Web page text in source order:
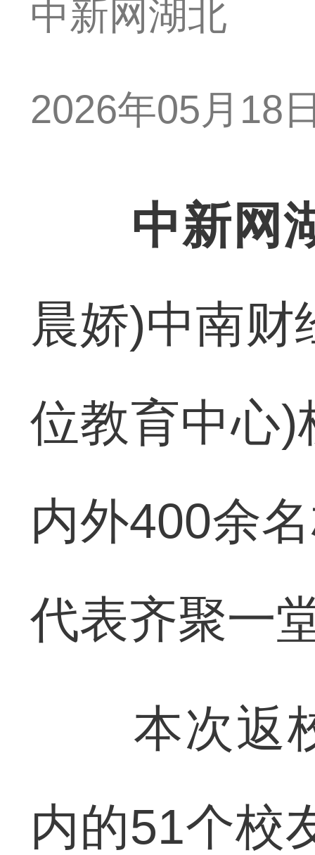
中新网湖北
2026年05月18
中新网
晨娇)中南
位教育中心)
内外400余
代表齐聚一
本次返校
内的51个校